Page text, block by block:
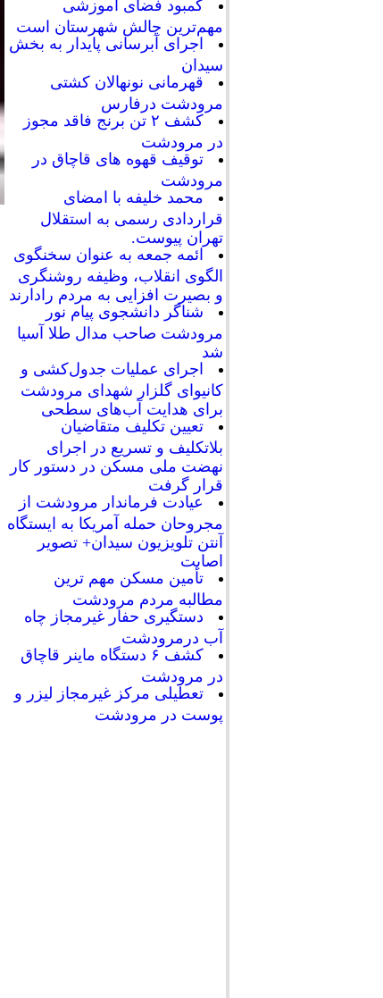
کمبود فضای آموزشی
مهم‌ترین چالش شهرستان است
اجرای آبرسانی پایدار به بخش
سیدان
قهرمانی نونهالان کشتی
مرودشت درفارس
کشف ۲ تن برنج فاقد مجوز
در مرودشت
توقیف قهوه های قاچاق در
مرودشت
محمد خلیفه با امضای
قراردادی رسمی به استقلال
تهران پیوست.
ائمه جمعه به عنوان سخنگوی
الگوی انقلاب، وظیفه روشنگری
و بصیرت افزایی به مردم رادارند
شناگر دانشجوی پیام نور
مرودشت صاحب مدال طلا آسیا
شد
اجرای عملیات جدول‌کشی و
کانیوای گلزار شهدای مرودشت
برای هدایت آب‌های سطحی
تعیین تکلیف متقاضیان
بلاتکلیف و تسریع در اجرای
نهضت ملی مسکن در دستور کار
قرار گرفت
عیادت فرماندار مرودشت از
مجروحان حمله آمریکا به ایستگاه
آنتن تلویزیون سیدان+ تصویر
اصابت
تأمین مسکن مهم ترین
مطالبه مردم مرودشت
دستگیری حفار غیرمجاز چاه
آب درمرودشت
کشف ۶ دستگاه ماینر قاچاق
در مرودشت
تعطیلی مرکز غیرمجاز لیزر و
پوست در مرودشت